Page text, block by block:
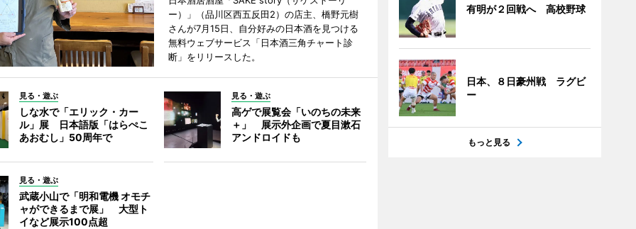
ー）」（品川区西五反田2）の店主、橋野元樹
さんが7月15日、自分好みの日本酒を見つける
無料ウェブサービス「日本酒三角チャート診
断」をリリースした。
見る・遊ぶ
しな水で「エリック・カー
ル」展 日本語版「はらぺこ
あおむし」50周年で
見る・遊ぶ
高ゲで展覧会「いのちの未来
＋」 展示外企画で夏目漱石
アンドロイドも
見る・遊ぶ
武蔵小山で「明和電機 オモチ
ャができるまで展」 大型ト
イなど展示100点超
有明が２回戦へ 高校野球
日本、８日豪州戦 ラグビ
ー
もっと見る